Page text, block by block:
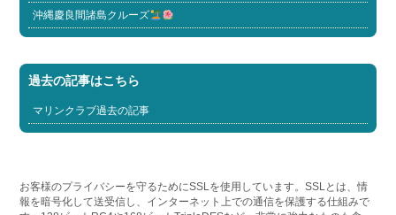
沖縄慶良間諸島クルーズ
過去の記事はこちら
マリンクラブ過去の記事
お客様のプライバシーを守るためにSSLを使用しています。SSLとは、情
報を暗号化して送受信し、インターネット上での通信を保護する仕組みで